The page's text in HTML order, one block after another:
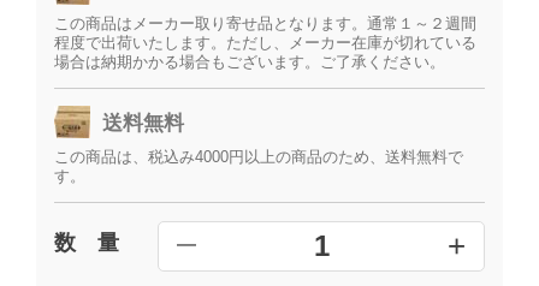
この商品はメーカー取り寄せ品となります。通常１～２週間
程度で出荷いたします。ただし、メーカー在庫が切れている
場合は納期かかる場合もございます。ご了承ください。
送料無料
この商品は、税込み4000円以上の商品のため、送料無料で
す。
数 量 ━ 1 +